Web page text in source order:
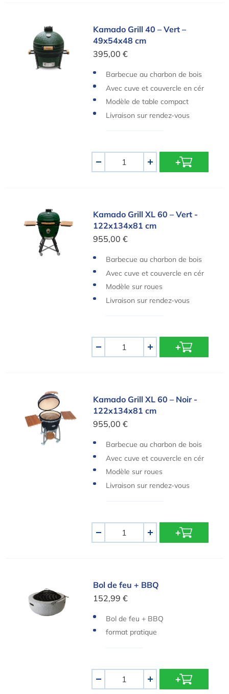
Kamado Grill 40 – Vert – 49x54x48 cm
Kamado Grill 40 – Vert –
49x54x48 cm
395,00 €
Barbecue au charbon de bois
Avec cuve et couvercle en cér
amique
Modèle de table compact
Livraison sur rendez-vous
+
Kamado Grill XL 60 – Vert - 122x134x81 cm
Kamado Grill XL 60 – Vert -
122x134x81 cm
955,00 €
Barbecue au charbon de bois
Avec cuve et couvercle en cér
amique
Modèle sur roues
Livraison sur rendez-vous
+
Kamado Grill XL 60 – Noir - 122x134x81 cm
Kamado Grill XL 60 – Noir -
122x134x81 cm
955,00 €
Barbecue au charbon de bois
Avec cuve et couvercle en cér
amique
Modèle sur roues
Livraison sur rendez-vous
- +
Bol de feu + BBQ
152,99 €
Bol de feu + BBQ
format pratique
+